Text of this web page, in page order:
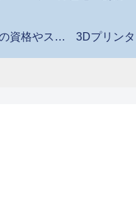
CAD・BIMの資格やスクール 3Dプリン